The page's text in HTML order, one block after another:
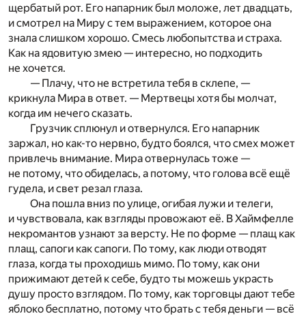
щербатый рот. Его напарник был моложе, лет двадцать,
и смотрел на Миру с тем выражением, которое она
знала слишком хорошо. Смесь любопытства и страха.
Как на ядовитую змею — интересно, но подходить
не хочется.
— Плачу, что не встретила тебя в склепе, —
крикнула Мира в ответ. — Мертвецы хотя бы молчат,
когда им нечего сказать.
Грузчик сплюнул и отвернулся. Его напарник
заржал, но как-то нервно, будто боялся, что смех может
привлечь внимание. Мира отвернулась тоже —
не потому, что обиделась, а потому, что голова всё ещё
гудела, и свет резал глаза.
Она пошла вниз по улице, огибая лужи и телеги,
и чувствовала, как взгляды провожают её. В Хаймфелле
некромантов узнают за версту. Не по форме — плащ как
плащ, сапоги как сапоги. По тому, как люди отводят
глаза, когда ты проходишь мимо. По тому, как они
прижимают детей к себе, будто ты можешь украсть
душу просто взглядом. По тому, как торговцы дают тебе
яблоко бесплатно, потому что брать с тебя деньги — всё